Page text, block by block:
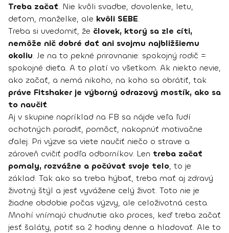
Treba začať. Nie kvôli svadbe, dovolenke, letu,
deťom, manželke, ale kvôli SEBE.
Treba si uvedomiť, že človek, ktorý sa zle cíti,
nemôže nič dobré dať ani svojmu najbližšiemu
okoliu. Je na to pekné prirovnanie: spokojný rodič =
spokojné dieťa. A to platí vo všetkom. Ak niekto nevie,
ako začať, a nemá nikoho, na koho sa obrátiť, tak
práve Fitshaker je výborný odrazový mostík, ako sa
to naučiť.
Aj v skupine napríklad na FB sa nájde veľa ľudí
ochotných poradiť, pomôcť, nakopnúť motivačne
ďalej. Pri výzve sa viete naučiť niečo o strave a
zároveň cvičiť podľa odborníkov. Len treba začať
pomaly, rozvážne a počúvať svoje telo, to je
základ. Tak ako sa treba hýbať, treba mať aj zdravý
životný štýl a jesť vyvážene celý život. Toto nie je
žiadne obdobie počas výzvy, ale celoživotná cesta.
Mnohí vnímajú chudnutie ako proces, keď treba začať
jesť šaláty, potiť sa 2 hodiny denne a hladovať. Ale to